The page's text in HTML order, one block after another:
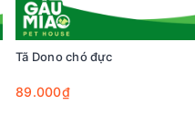
Tã Dono chó đực
89.000₫